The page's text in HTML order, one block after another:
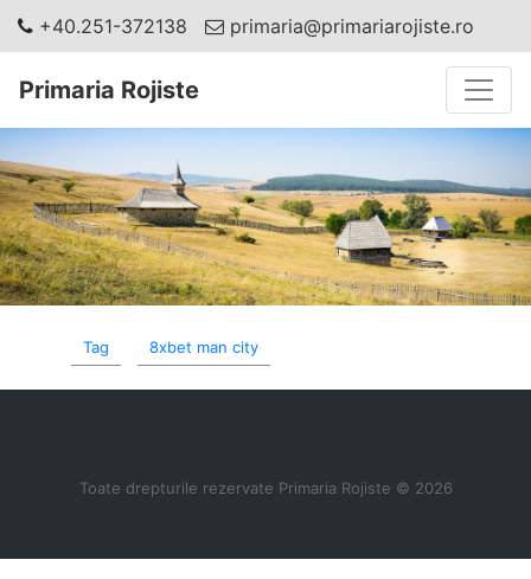
+40.251-372138 primaria@primariarojiste.ro
Primaria Rojiste
Tag 8xbet man city
Toate drepturile rezervate Primaria Rojiste © 2026